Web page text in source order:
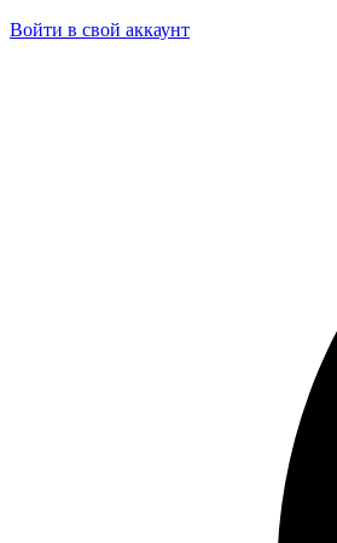
Войти в свой аккаунт